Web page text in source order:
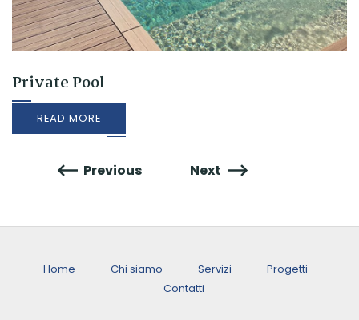
Previous
Private Pool
READ MORE
Next
Home Chi siamo Servizi
Progetti
Contatti